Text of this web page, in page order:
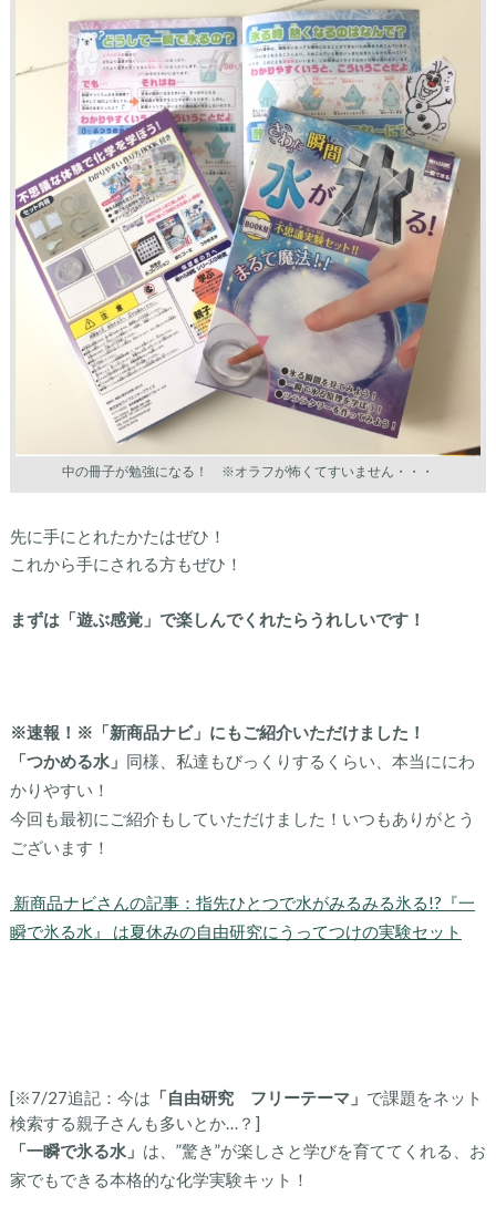
中の冊子が勉強になる！ ※オラフが怖くてすいません・・・
先に手にとれたかたはぜひ！
これから手にされる方もぜひ！
まずは「遊ぶ感覚」で楽しんでくれたらうれしいです！
※速報！※「新商品ナビ」にもご紹介いただけました！
「つかめる水」 同様、私達もびっくりするくらい、本当ににわ
かりやすい！
今回も最初にご紹介もしていただけました！いつもありがとう
ございます！
新商品ナビさんの記事： 指先ひとつで水がみるみる氷る!?『一
瞬で氷る水』 は夏休みの自由研究にうってつけの実験セット
[※7/27追記：今は 「自由研究 フリーテーマ」 で課題をネット
検索する親子さんも多いとか…？]
「一瞬で氷る水」 は、”驚き”が楽しさと学びを育ててくれる、お
家でもできる本格的な化学実験キット！